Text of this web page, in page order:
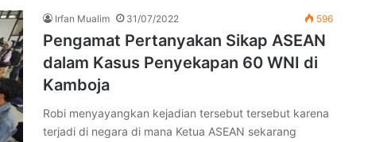
Irfan Mualim 31/07/2022 596
Pengamat Pertanyakan Sikap ASEAN
dalam Kasus Penyekapan 60 WNI di
Kamboja
Robi menyayangkan kejadian tersebut tersebut karena
terjadi di negara di mana Ketua ASEAN sekarang